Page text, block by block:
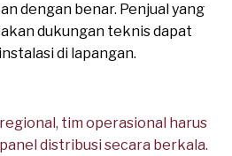
dengan benar. Penjual yang
dukungan teknis dapat
di lapangan.
tim operasional harus
distribusi secara berkala.